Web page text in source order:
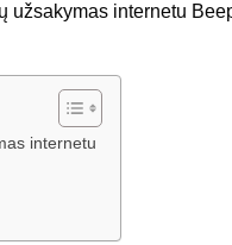
užsakymas internetu
internetu